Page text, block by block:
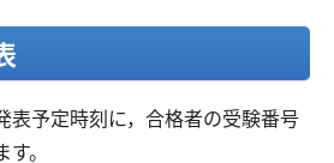
表予定時刻に，合格者の受験番号
。